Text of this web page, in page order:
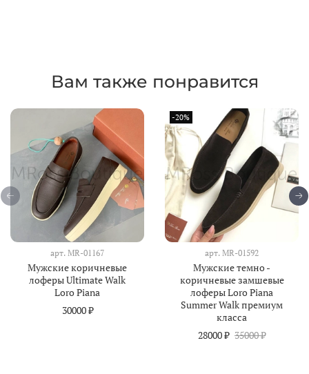
Вам также понравится
арт. MR-01167
Мужские коричневые
лоферы Ultimate Walk
Loro Piana
30000 ₽
-20%
арт. MR-01592
Мужские темно -
коричневые замшевые
лоферы Loro Piana
Summer Walk премиум
класса
28000 ₽ 35000 ₽